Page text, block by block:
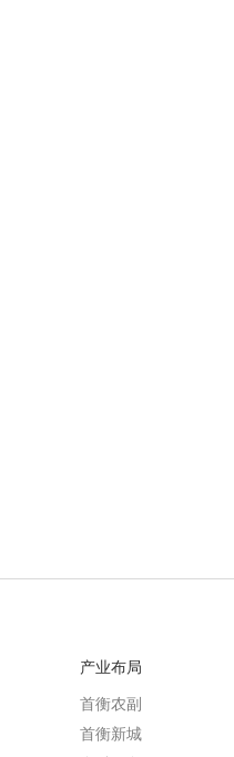
产业布局
首衡农副
首衡新城